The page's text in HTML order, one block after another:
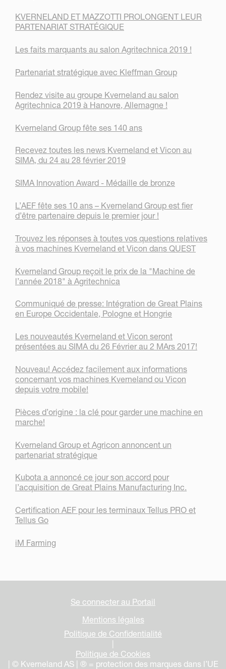
KVERNELAND ET MAZZOTTI PROLONGENT LEUR
PARTENARIAT STRATÉGIQUE
Les faits marquants au salon Agritechnica 2019 !
Partenariat stratégique avec Kleffman Group
Rendez visite au groupe Kverneland au salon
Agritechnica 2019 à Hanovre, Allemagne !
Kverneland Group fête ses 140 ans
Recevez toutes les news Kverneland et Vicon au
SIMA, du 24 au 28 février 2019
SIMA Innovation Award - Médaille de bronze
L’AEF fête ses 10 ans – Kverneland Group est fier
d’être partenaire depuis le premier jour !
Trouvez les réponses à toutes vos questions relatives
à vos machines Kverneland et Vicon dans QUEST
Kverneland Group reçoit le prix de la "Machine de
l’année 2018" à Agritechnica
Communiqué de presse: Intégration de Great Plains
en Europe Occidentale, Pologne et Hongrie
Les nouveautés Kverneland et Vicon seront
présentées au SIMA du 26 Février au 2 MArs 2017!
Nouveau! Accédez facilement aux informations
concernant vos machines Kverneland ou Vicon
depuis votre mobile!
Pièces d’origine : la clé pour garder une machine en
marche!
Kverneland Group et Agricon annoncent un
partenariat stratégique
Kubota a annoncé ce jour son accord pour
l’acquisition de Great Plains Manufacturing Inc.
Certification AEF pour les terminaux Tellus PRO et
Tellus Go
iM Farming
Se connecter au Portail
Mentions légales
Politique de Confidentialité
|
Politique de Cookies
| © Kverneland AS | ® = protection des marques dans l’UE